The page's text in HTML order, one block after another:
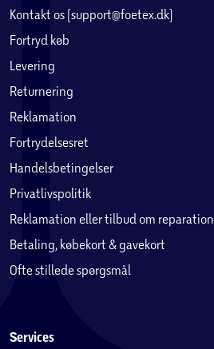
Kontakt os (support@foetex.dk)
Fortryd køb
Levering
Returnering
Reklamation
Fortrydelsesret
Handelsbetingelser
Privatlivspolitik
Reklamation eller tilbud om reparation
Betaling, købekort & gavekort
Ofte stillede spørgsmål
Services